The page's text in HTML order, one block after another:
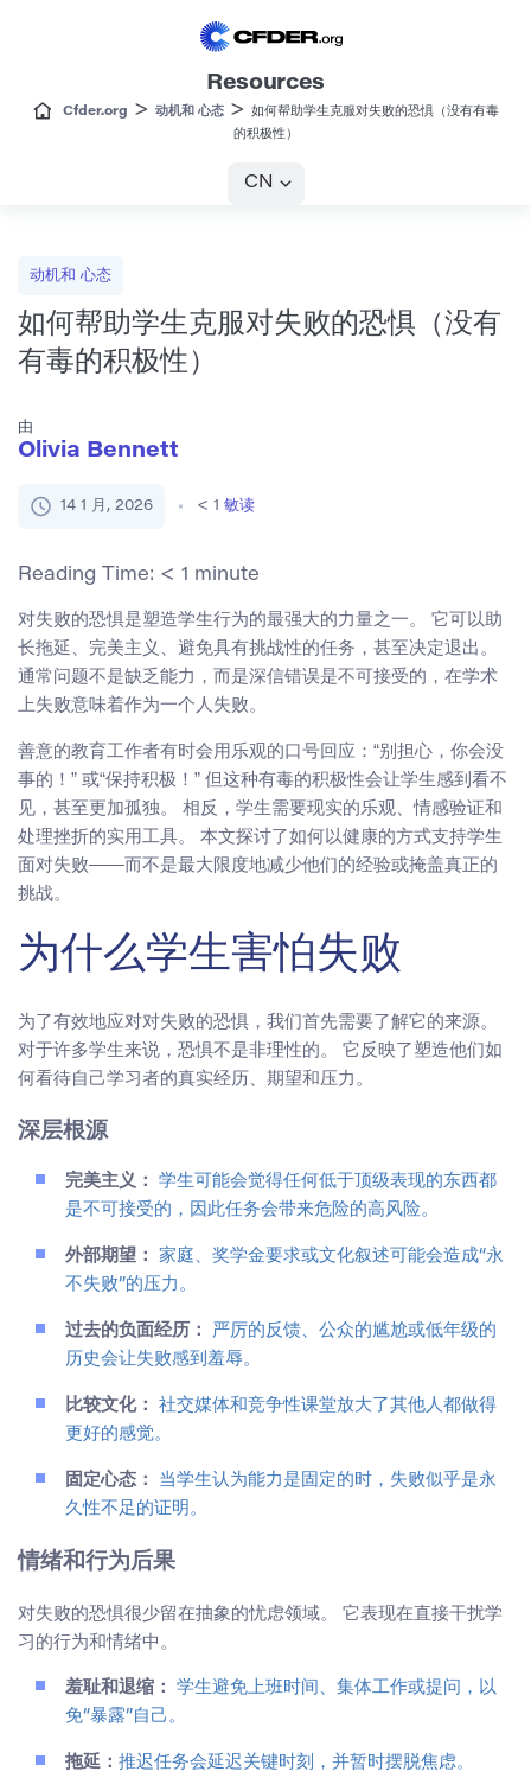
Resources
Cfder.org > 动机和 心态>
如何帮助学生克服对失败的恐惧（没有有毒
的积极性）
CN
动机和 心态
如何帮助学生克服对失败的恐惧（没有
有毒的积极性）
由
Olivia Bennett
14 1 月, 2026 < 1 敏读
Reading Time: < 1 minute
对失败的恐惧是塑造学生行为的最强大的力量之一。 它可以助
长拖延、完美主义、避免具有挑战性的任务，甚至决定退出。
通常问题不是缺乏能力，而是深信错误是不可接受的，在学术
上失败意味着作为一个人失败。
善意的教育工作者有时会用乐观的口号回应：“别担心，你会没
事的！” 或“保持积极！” 但这种有毒的积极性会让学生感到看不
见，甚至更加孤独。 相反，学生需要现实的乐观、情感验证和
处理挫折的实用工具。 本文探讨了如何以健康的方式支持学生
面对失败——而不是最大限度地减少他们的经验或掩盖真正的
挑战。
为什么学生害怕失败
为了有效地应对对失败的恐惧，我们首先需要了解它的来源。
对于许多学生来说，恐惧不是非理性的。 它反映了塑造他们如
何看待自己学习者的真实经历、期望和压力。
深层根源
完美主义：
学生可能会觉得任何低于顶级表现的东西都
是不可接受的，因此任务会带来危险的高风险。
外部期望：
家庭、奖学金要求或文化叙述可能会造成“永
不失败”的压力。
过去的负面经历：
严厉的反馈、公众的尴尬或低年级的
历史会让失败感到羞辱。
比较文化：
社交媒体和竞争性课堂放大了其他人都做得
更好的感觉。
固定心态：
当学生认为能力是固定的时，失败似乎是永
久性不足的证明。
情绪和行为后果
对失败的恐惧很少留在抽象的忧虑领域。 它表现在直接干扰学
习的行为和情绪中。
羞耻和退缩：
学生避免上班时间、集体工作或提问，以
免“暴露”自己。
拖延： 推迟任务会延迟关键时刻，并暂时摆脱焦虑。